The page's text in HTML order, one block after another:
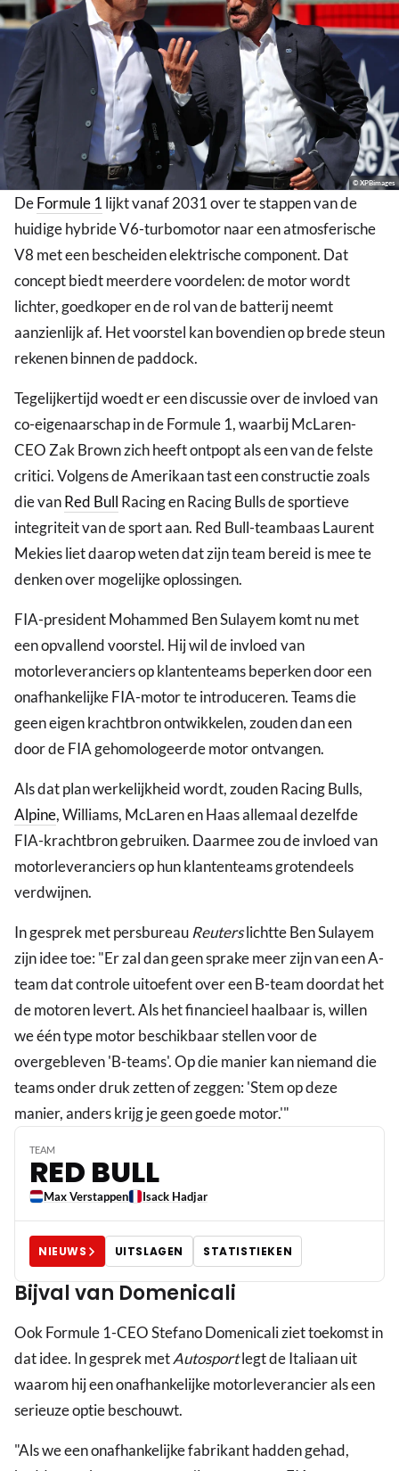
© XPBimages
DeFormule 1 lijkt vanaf 2031 over te stappen van de
huidige hybride V6-turbomotor naar een atmosferische
V8 met een bescheiden elektrische component. Dat
concept biedt meerdere voordelen: de motor wordt
lichter, goedkoper en de rol van de batterij neemt
aanzienlijk af. Het voorstel kan bovendien op brede steun
rekenen binnen de paddock.
Tegelijkertijd woedt er een discussie over de invloed van
co-eigenaarschap in de Formule 1, waarbij McLaren-
CEO Zak Brown zich heeft ontpopt als een van de felste
critici. Volgens de Amerikaan tast een constructie zoals
die vanRed Bull Racing en Racing Bulls de sportieve
integriteit van de sport aan. Red Bull-teambaas Laurent
Mekies liet daarop weten dat zijn team bereid is mee te
denken over mogelijke oplossingen.
FIA-president Mohammed Ben Sulayem komt nu met
een opvallend voorstel. Hij wil de invloed van
motorleveranciers op klantenteams beperken door een
onafhankelijke FIA-motor te introduceren. Teams die
geen eigen krachtbron ontwikkelen, zouden dan een
door de FIA gehomologeerde motor ontvangen.
Als dat plan werkelijkheid wordt, zouden Racing Bulls,
Alpine, Williams, McLaren en Haas allemaal dezelfde
FIA-krachtbron gebruiken. Daarmee zou de invloed van
motorleveranciers op hun klantenteams grotendeels
verdwijnen.
In gesprek met persbureauReuterslichtte Ben Sulayem
zijn idee toe: "Er zal dan geen sprake meer zijn van een A-
team dat controle uitoefent over een B-team doordat het
de motoren levert. Als het financieel haalbaar is, willen
we één type motor beschikbaar stellen voor de
overgebleven 'B-teams'. Op die manier kan niemand die
teams onder druk zetten of zeggen: 'Stem op deze
manier, anders krijg je geen goede motor.'"
TEAM
RED BULL
Max Verstappen Isack Hadjar
NIEUWS UITSLAGEN STATISTIEKEN
Bijval van Domenicali
Ook Formule 1-CEO Stefano Domenicali ziet toekomst in
dat idee. In gesprek metAutosportlegt de Italiaan uit
waarom hij een onafhankelijke motorleverancier als een
serieuze optie beschouwt.
"Als we een onafhankelijke fabrikant hadden gehad,